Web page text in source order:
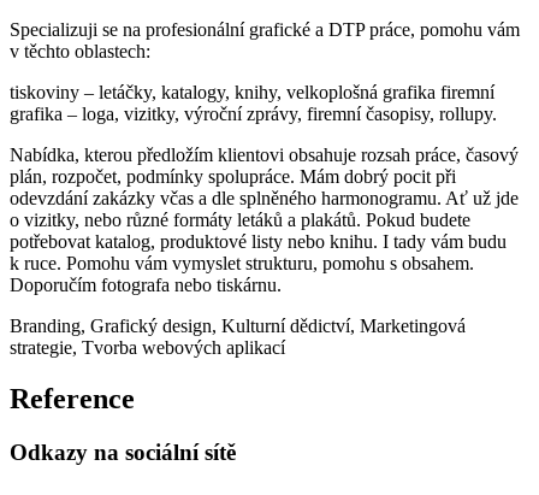
Specializuji se na profesionální grafické a DTP práce, pomohu vám
v těchto oblastech:
tiskoviny – letáčky, katalogy, knihy, velkoplošná grafika firemní
grafika – loga, vizitky, výroční zprávy, firemní časopisy, rollupy.
Nabídka, kterou předložím klientovi obsahuje rozsah práce, časový
plán, rozpočet, podmínky spolupráce. Mám dobrý pocit při
odevzdání zakázky včas a dle splněného harmonogramu. Ať už jde
o vizitky, nebo různé formáty letáků a plakátů. Pokud budete
potřebovat katalog, produktové listy nebo knihu. I tady vám budu
k ruce. Pomohu vám vymyslet strukturu, pomohu s obsahem.
Doporučím fotografa nebo tiskárnu.
Branding, Grafický design, Kulturní dědictví, Marketingová
strategie, Tvorba webových aplikací
Reference
Odkazy na sociální sítě